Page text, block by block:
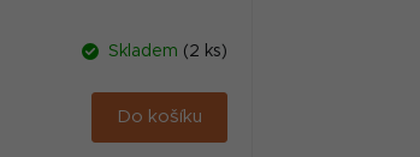
Skladem (2 ks)
Do košíku